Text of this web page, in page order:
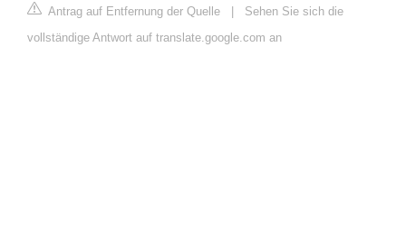
Antrag auf Entfernung der Quelle | Sehen Sie sich die
vollständige Antwort auf translate.google.com an